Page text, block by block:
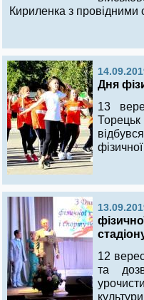
Кириленка з провідними
Дня
13
12
та